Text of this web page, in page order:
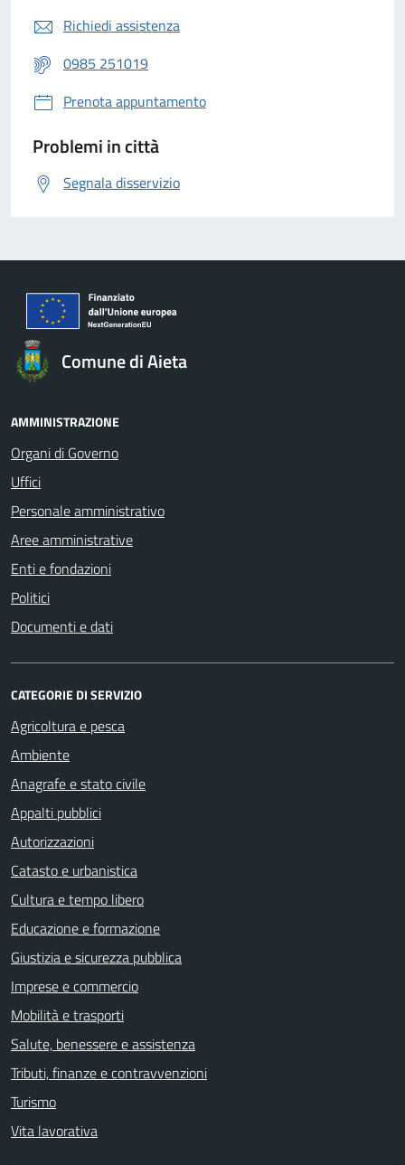
Richiedi assistenza
0985 251019
Prenota appuntamento
Problemi in città
Segnala disservizio
Comune di Aieta
AMMINISTRAZIONE
Organi di Governo
Uffici
Personale amministrativo
Aree amministrative
Enti e fondazioni
Politici
Documenti e dati
CATEGORIE DI SERVIZIO
Agricoltura e pesca
Ambiente
Anagrafe e stato civile
Appalti pubblici
Autorizzazioni
Catasto e urbanistica
Cultura e tempo libero
Educazione e formazione
Giustizia e sicurezza pubblica
Imprese e commercio
Mobilità e trasporti
Salute, benessere e assistenza
Tributi, finanze e contravvenzioni
Turismo
Vita lavorativa